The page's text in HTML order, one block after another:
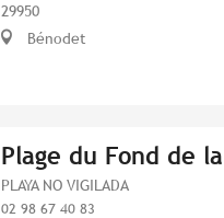
29950
Bénodet
Plage du Fond de
PLAYA NO VIGILADA
02 98 67 40 83